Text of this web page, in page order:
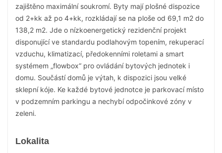
zajištěno maximální soukromí. Byty mají plošné dispozice
od 2+kk až po 4+kk, rozkládají se na ploše od 69,1 m2 do
138,2 m2. Jde o nízkoenergetický rezidenční projekt
disponující ve standardu podlahovým topením, rekuperací
vzduchu, klimatizací, předokenními roletami a smart
systémem „flowbox“ pro ovládání bytových jednotek i
domu. Součástí domů je výtah, k dispozici jsou velké
sklepní kóje. Ke každé bytové jednotce je parkovací místo
v podzemním parkingu a nechybí odpočinkové zóny v
zeleni.
Lokalita